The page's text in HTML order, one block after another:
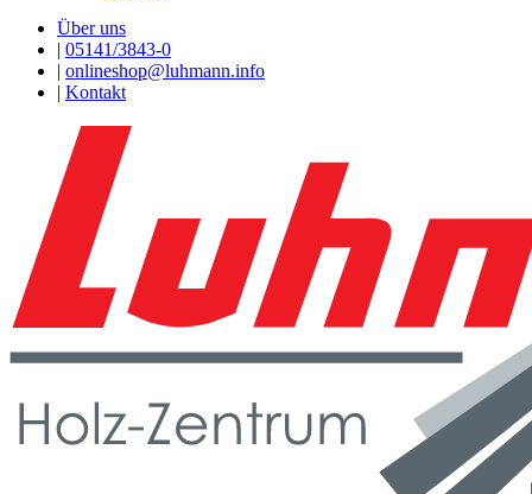
Über uns
| 05141/3843-0
| onlineshop@luhmann.info
| Kontakt